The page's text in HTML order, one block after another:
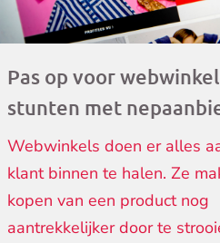
Pas op voor
stunten met
Webwinkels doen er alles
klant binnen te halen. Ze
kopen van een product nog
aantrekkelijker door te